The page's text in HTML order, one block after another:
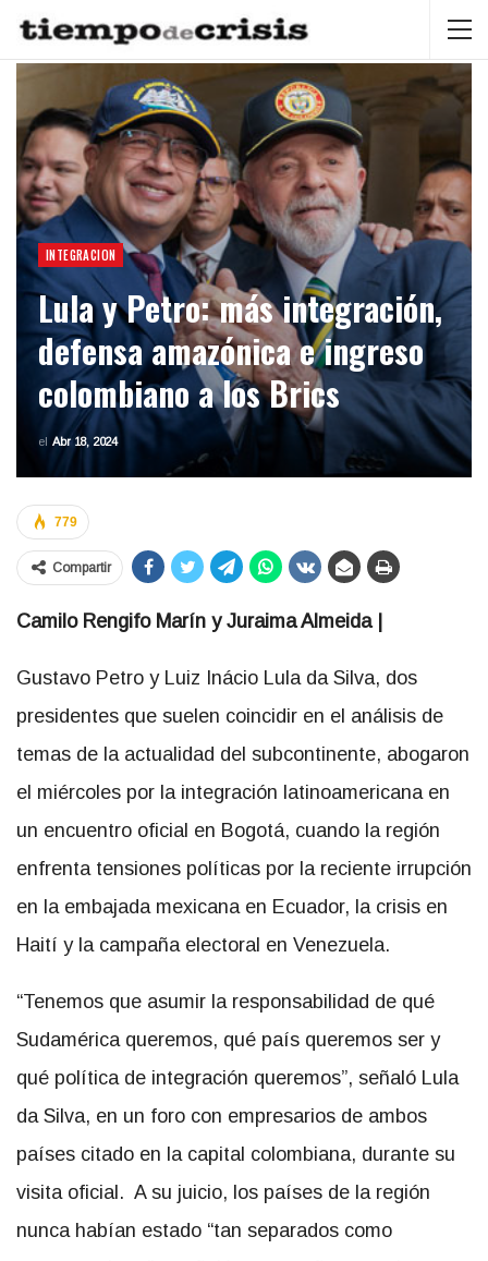
INTEGRACION
Lula y Petro: más integración,
defensa amazónica e ingreso
colombiano a los Brics
el Abr 18, 2024
779
Compartir
Camilo Rengifo Marín y Juraima Almeida |
Gustavo Petro y Luiz Inácio Lula da Silva, dos
presidentes que suelen coincidir en el análisis de
temas de la actualidad del subcontinente, abogaron
el miércoles por la integración latinoamericana en
un encuentro oficial en Bogotá, cuando la región
enfrenta tensiones políticas por la reciente irrupción
en la embajada mexicana en Ecuador, la crisis en
Haití y la campaña electoral en Venezuela.
“Tenemos que asumir la responsabilidad de qué
Sudamérica queremos, qué país queremos ser y
qué política de integración queremos”, señaló Lula
da Silva, en un foro con empresarios de ambos
países citado en la capital colombiana, durante su
visita oficial. A su juicio, los países de la región
nunca habían estado “tan separados como